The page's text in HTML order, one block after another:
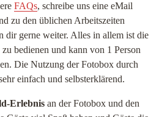
FAQs, schreibe uns eine eMail
zu den üblichen Arbeitszeiten
dir gerne weiter. Alles in allem ist die
bedienen und kann von 1 Person
Die Nutzung der Fotobox durch
einfach und selbsterklärend.
Erlebnis an der Fotobox und den